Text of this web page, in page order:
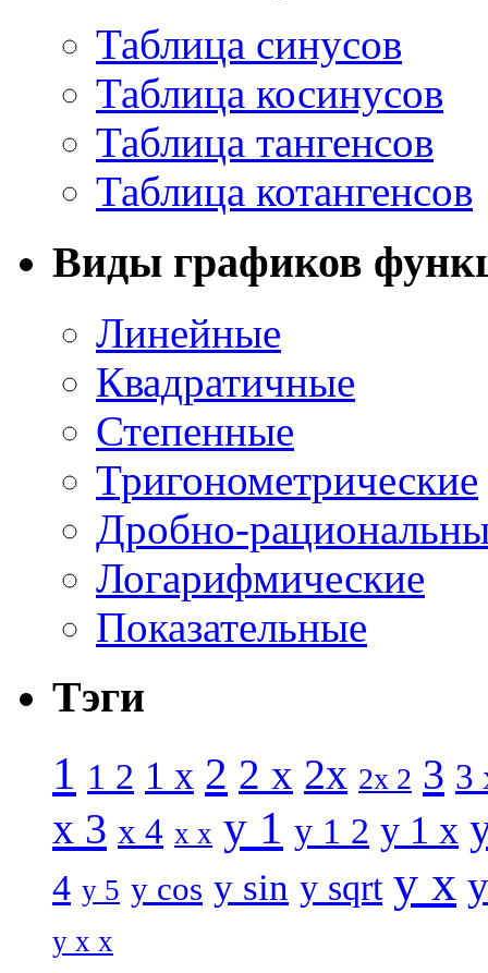
Таблица синусов
Таблица косинусов
Таблица тангенсов
Таблица котангенсов
Виды графиков
Линейные
Квадратичные
Степенные
Тригонометрические
Дробно-
Логарифмические
Показательные
Тэги
1 1 2 1 x 2 2 x 2x 2x 2 3 3
x 3 x 4 x x y 1 y 1 2 y 1 x
4 y 5 y cos y sin y sqrt y x
y x x